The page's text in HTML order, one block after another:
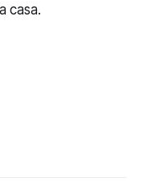
casa.